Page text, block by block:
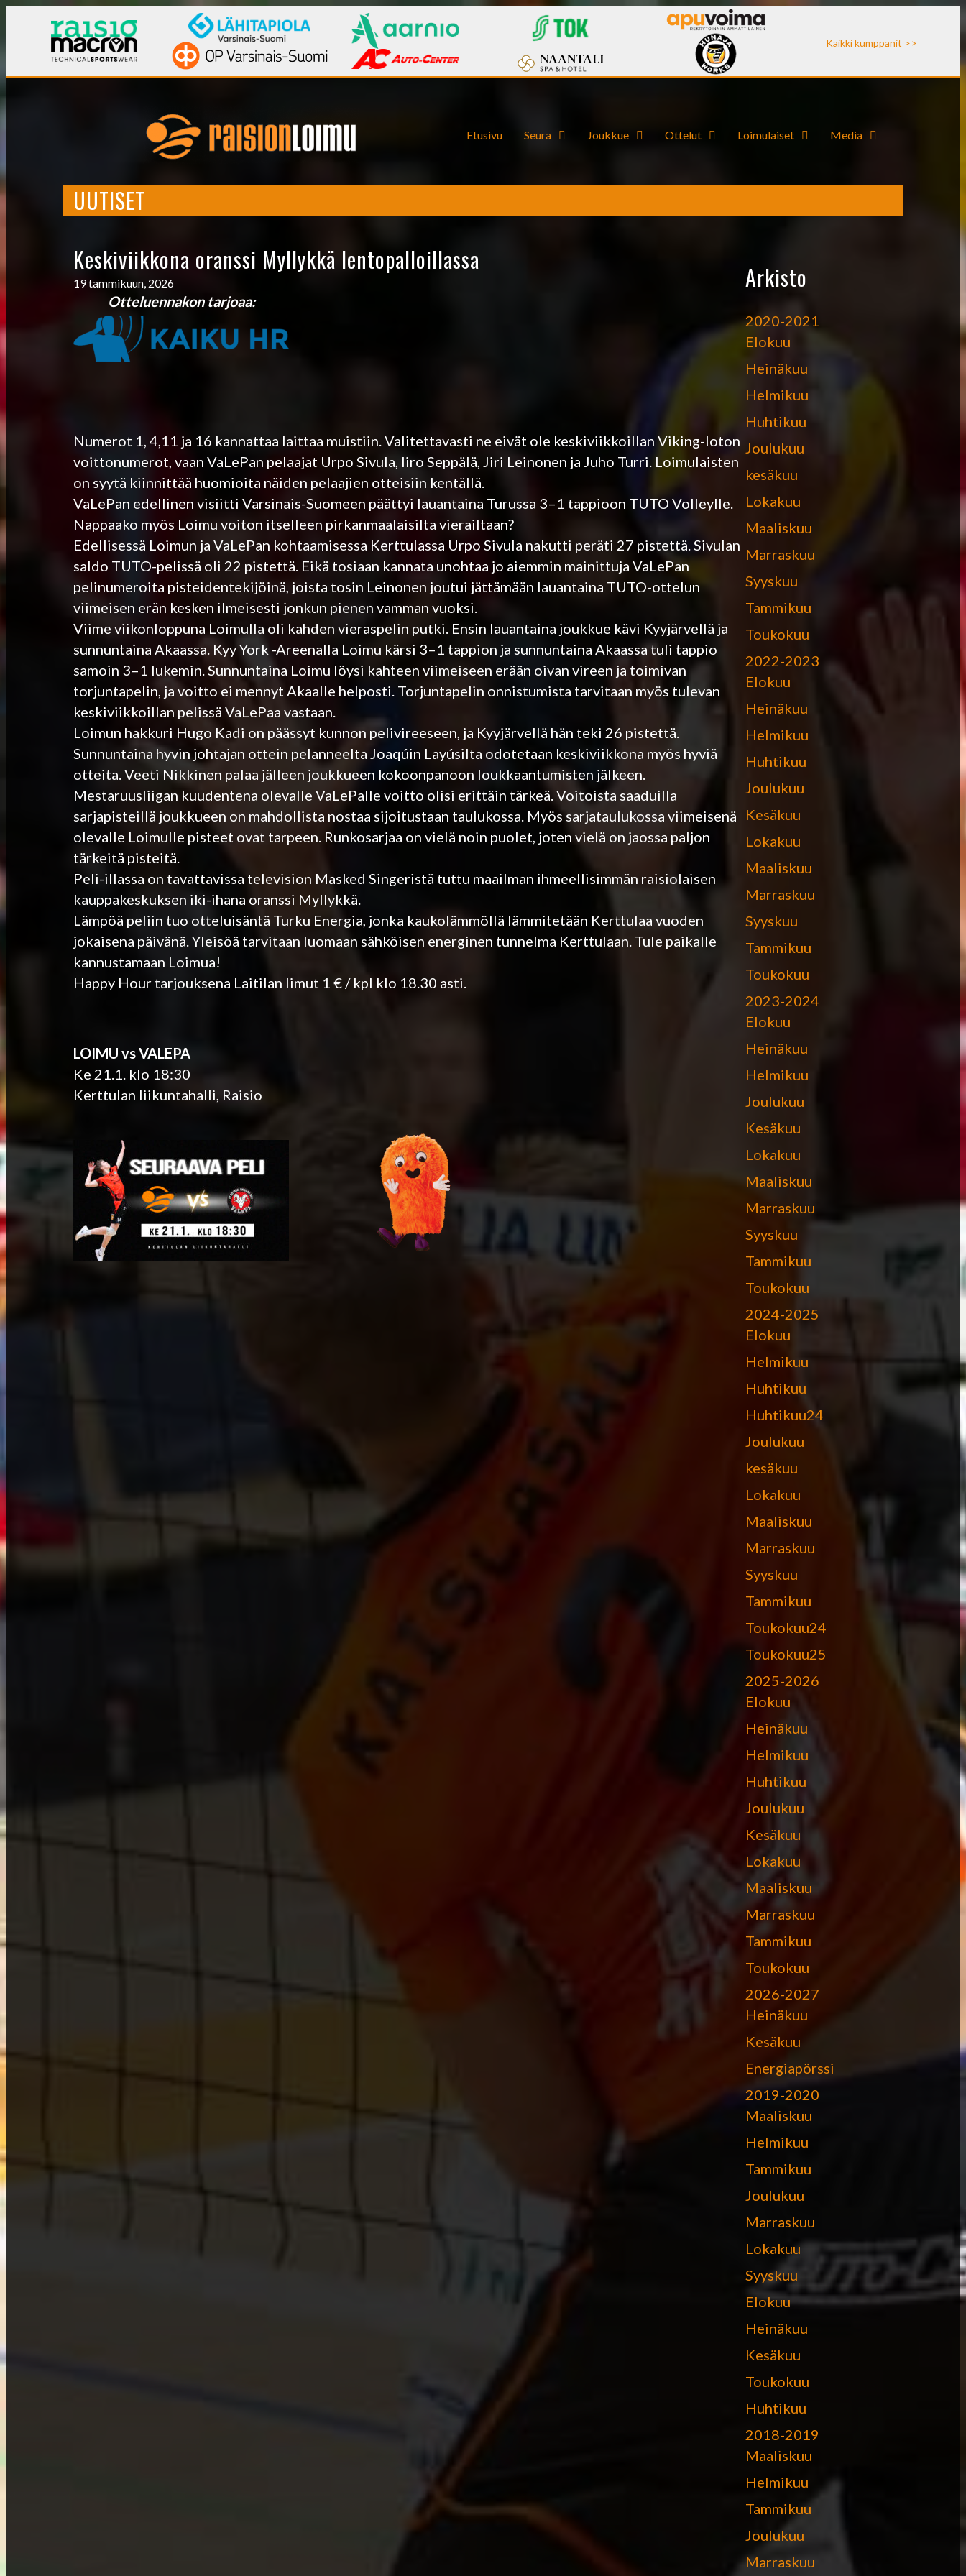
Kaikki kumppanit >>
Etusivu Seura Joukkue Ottelut Loimulaiset Media
UUTISET
Keskiviikkona oranssi Myllykkä lentopalloillassa
19 tammikuun, 2026
Otteluennakon tarjoaa:
Numerot 1, 4,11 ja 16 kannattaa laittaa muistiin. Valitettavasti ne eivät ole keskiviikkoillan Viking-loton
voittonumerot, vaan VaLePan pelaajat Urpo Sivula, Iiro Seppälä, Jiri Leinonen ja Juho Turri. Loimulaisten
on syytä kiinnittää huomioita näiden pelaajien otteisiin kentällä.
VaLePan edellinen visiitti Varsinais-Suomeen päättyi lauantaina Turussa 3–1 tappioon TUTO Volleylle.
Nappaako myös Loimu voiton itselleen pirkanmaalaisilta vierailtaan?
Edellisessä Loimun ja VaLePan kohtaamisessa Kerttulassa Urpo Sivula nakutti peräti 27 pistettä. Sivulan
saldo TUTO-pelissä oli 22 pistettä. Eikä tosiaan kannata unohtaa jo aiemmin mainittuja VaLePan
pelinumeroita pisteidentekijöinä, joista tosin Leinonen joutui jättämään lauantaina TUTO-ottelun
viimeisen erän kesken ilmeisesti jonkun pienen vamman vuoksi.
Viime viikonloppuna Loimulla oli kahden vieraspelin putki. Ensin lauantaina joukkue kävi Kyyjärvellä ja
sunnuntaina Akaassa. Kyy York -Areenalla Loimu kärsi 3–1 tappion ja sunnuntaina Akaassa tuli tappio
samoin 3–1 lukemin. Sunnuntaina Loimu löysi kahteen viimeiseen erään oivan vireen ja toimivan
torjuntapelin, ja voitto ei mennyt Akaalle helposti. Torjuntapelin onnistumista tarvitaan myös tulevan
keskiviikkoillan pelissä VaLePaa vastaan.
Loimun hakkuri Hugo Kadi on päässyt kunnon pelivireeseen, ja Kyyjärvellä hän teki 26 pistettä.
Sunnuntaina hyvin johtajan ottein pelanneelta Joaqúin Layúsilta odotetaan keskiviikkona myös hyviä
otteita. Veeti Nikkinen palaa jälleen joukkueen kokoonpanoon loukkaantumisten jälkeen.
Mestaruusliigan kuudentena olevalle VaLePalle voitto olisi erittäin tärkeä. Voitoista saaduilla
sarjapisteillä joukkueen on mahdollista nostaa sijoitustaan taulukossa. Myös sarjataulukossa viimeisenä
olevalle Loimulle pisteet ovat tarpeen. Runkosarjaa on vielä noin puolet, joten vielä on jaossa paljon
tärkeitä pisteitä.
Peli-illassa on tavattavissa television Masked Singeristä tuttu maailman ihmeellisimmän raisiolaisen
kauppakeskuksen iki-ihana oranssi Myllykkä.
Lämpöä peliin tuo otteluisäntä Turku Energia, jonka kaukolämmöllä lämmitetään Kerttulaa vuoden
jokaisena päivänä. Yleisöä tarvitaan luomaan sähköisen energinen tunnelma Kerttulaan. Tule paikalle
kannustamaan Loimua!
Happy Hour tarjouksena Laitilan limut 1 € / kpl klo 18.30 asti.
LOIMU vs VALEPA
Ke 21.1. klo 18:30
Kerttulan liikuntahalli, Raisio
Arkisto
2020-2021
Elokuu
Heinäkuu
Helmikuu
Huhtikuu
Joulukuu
kesäkuu
Lokakuu
Maaliskuu
Marraskuu
Syyskuu
Tammikuu
Toukokuu
2022-2023
Elokuu
Heinäkuu
Helmikuu
Huhtikuu
Joulukuu
Kesäkuu
Lokakuu
Maaliskuu
Marraskuu
Syyskuu
Tammikuu
Toukokuu
2023-2024
Elokuu
Heinäkuu
Helmikuu
Joulukuu
Kesäkuu
Lokakuu
Maaliskuu
Marraskuu
Syyskuu
Tammikuu
Toukokuu
2024-2025
Elokuu
Helmikuu
Huhtikuu
Huhtikuu24
Joulukuu
kesäkuu
Lokakuu
Maaliskuu
Marraskuu
Syyskuu
Tammikuu
Toukokuu24
Toukokuu25
2025-2026
Elokuu
Heinäkuu
Helmikuu
Huhtikuu
Joulukuu
Kesäkuu
Lokakuu
Maaliskuu
Marraskuu
Tammikuu
Toukokuu
2026-2027
Heinäkuu
Kesäkuu
Energiapörssi
2019-2020
Maaliskuu
Helmikuu
Tammikuu
Joulukuu
Marraskuu
Lokakuu
Syyskuu
Elokuu
Heinäkuu
Kesäkuu
Toukokuu
Huhtikuu
2018-2019
Maaliskuu
Helmikuu
Tammikuu
Joulukuu
Marraskuu